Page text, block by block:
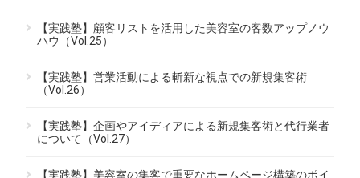
【実践塾】顧客リストを活用した美容室の客数アップノウ
ハウ（Vol.25）
【実践塾】営業活動による斬新な視点での新規集客術
（Vol.26）
【実践塾】企画やアイディアによる新規集客術と代行業者
について（Vol.27）
【実践塾】美容室の集客で重要なホームページ構築のポイ